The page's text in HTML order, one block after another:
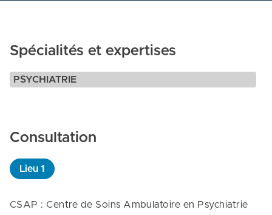
Spécialités et expertises
PSYCHIATRIE
Consultation
Lieu 1
CSAP : Centre de Soins Ambulatoire en Psychiatrie